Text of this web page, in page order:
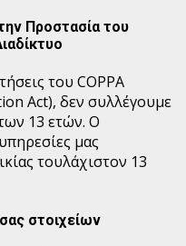
Προστασία του
του COPPA
Act), δεν συλλέγουμε
13 ετών. Ο
μας
τουλάχιστον 13
στοιχείων